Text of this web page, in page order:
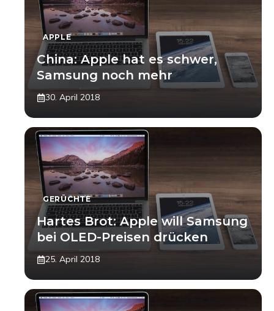
APPLE
China: Apple hat es schwer,
Samsung noch mehr
30. April 2018
GERÜCHTE
Hartes Brot: Apple will Samsung
bei OLED-Preisen drücken
25. April 2018